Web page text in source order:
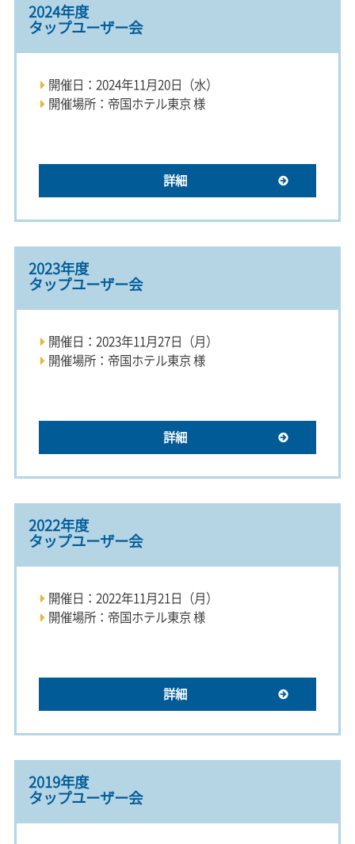
2024年度
タップユーザー会
開催日：2024年11月20日（水）
開催場所：帝国ホテル東京 様
詳細
2023年度
タップユーザー会
開催日：2023年11月27日（月）
開催場所：帝国ホテル東京 様
詳細
2022年度
タップユーザー会
開催日：2022年11月21日（月）
開催場所：帝国ホテル東京 様
詳細
2019年度
タップユーザー会